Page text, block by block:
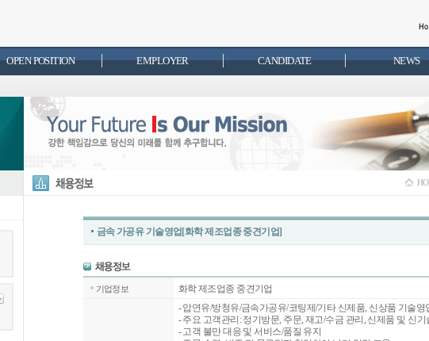
OPEN POSITION EMPLOYER CANDIDATE NEWS
금속 가공유 기술영업[화학 제조업종 중견기업]
기업정보 화학 제조업종 중견기업
- 압연유/방청유/금속가공유/코팅제/기타 신제품, 신상품 기술영
- 주요 고객관리: 정기방문, 주문, 재고/수금 관리, 신제품 및 신기
- 고객 불만 대응 및 서비스/품질 유지